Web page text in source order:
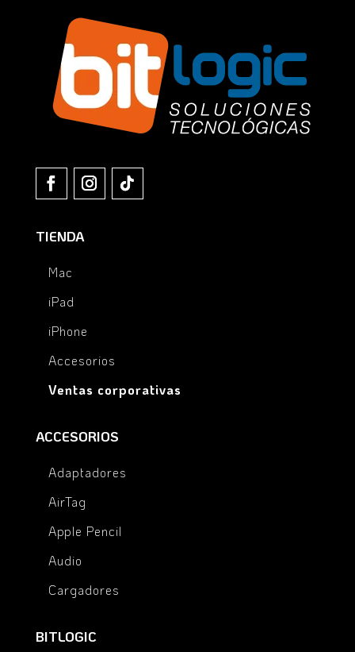
TIENDA
Mac
iPad
iPhone
Accesorios
Ventas corporativas
ACCESORIOS
Adaptadores
AirTag
Apple Pencil
Audio
Cargadores
BITLOGIC